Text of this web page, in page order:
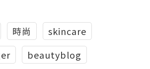
時尚
skincare
beautyblog